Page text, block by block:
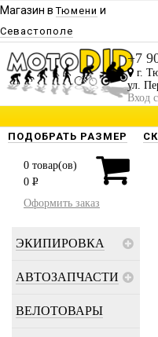
Магазин вТюмени и
Севастополе
+7
г.
ул.
Вход
ПОДОБРАТЬ РАЗМЕР
0 товар(ов)
0 P
Оформить заказ
ЭКИПИРОВКА
АВТОЗАПЧАСТИ
ВЕЛОТОВАРЫ